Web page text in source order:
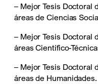
– Mejor Tesis Doctoral
áreas de Ciencias
– Mejor Tesis Doctoral
áreas Científico-
– Mejor Tesis Doctoral
áreas de Humanidades.